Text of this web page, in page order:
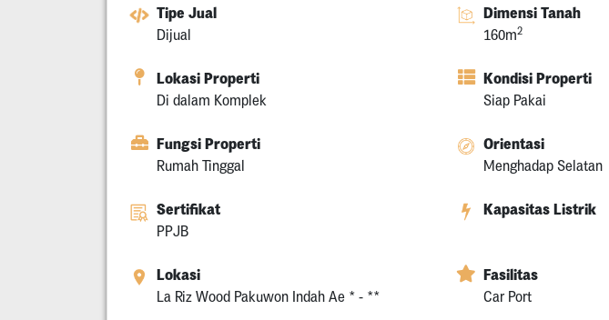
Tipe Jual
Dijual
Dimensi Tanah
160m2
Lokasi Properti
Di dalam Komplek
Kondisi Properti
Siap Pakai
Fungsi Properti
Rumah Tinggal
Orientasi
Menghadap Selatan
Sertifikat
PPJB
Kapasitas Listrik
Lokasi
La Riz Wood Pakuwon Indah Ae * - **
Fasilitas
Car Port